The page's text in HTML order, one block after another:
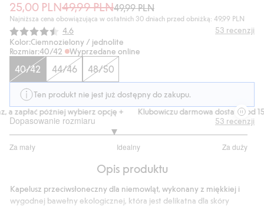
25,00 PLN49,99 PLN49,99 PLN
Najniższa cena obowiązująca w ostatnich 30 dniach przed obniżką: 49,99 PLN
Średnia ocena:
4.6 53 recenzji
Kolor:Ciemnozielony / jednolite
Rozmiar:40/42 Wyprzedane online
40/42 44/46 48/50
Ten produkt nie jest już dostępny do zakupu.
a zapłać później wybierz opcję +
Klubowiczu darmowa dostawa od
Dopasowanie rozmiaru
Za mały Idealny Za duży
na
46
głosów
53 recenzji
Opis produktu
Kapelusz przeciwsłoneczny dla niemowląt, wykonany z miękkiej i
wygodnej bawełny ekologicznej, która jest delikatna dla skóry